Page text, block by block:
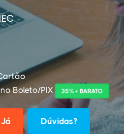
Boleto/PIX
35% + BARATO
Dúvidas?